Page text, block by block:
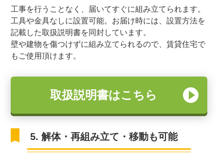
工事を行うことなく、届いてすぐに組み立てられます。
工具や金具なしに設置可能。お届け時には、設置方法を
記載した取扱説明書を同封しています。
壁や建物を傷つけずに組み立てられるので、賃貸住宅で
もご使用頂けます。
取扱説明書はこちら
5. 解体・再組み立て・移動も可能